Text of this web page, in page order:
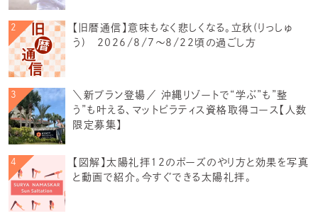
【旧暦通信】意味もなく悲しくなる。立秋(りっしゅ
う) 2026/8/7～8/22頃の過ごし方
＼新プラン登場／ 沖縄リゾートで“学ぶ”も”整
う”も叶える、マットピラティス資格取得コース【人数
限定募集】
【図解】太陽礼拝12のポーズのやり方と効果を写真
と動画で紹介。今すぐできる太陽礼拝。